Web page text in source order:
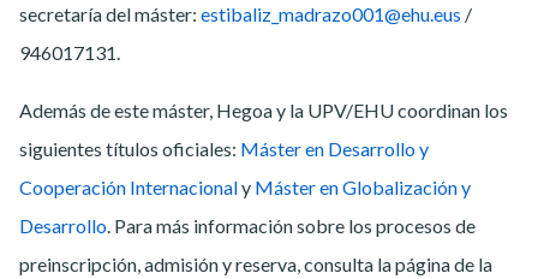
secretaría del máster: estibaliz_madrazo001@ehu.eus /
946017131.
Además de este máster, Hegoa y la UPV/EHU coordinan los
siguientes títulos oficiales: Máster en Desarrollo y
Cooperación Internacionaly Máster en Globalización y
Desarrollo . Para más información sobre los procesos de
preinscripción, admisión y reserva, consulta la página de la